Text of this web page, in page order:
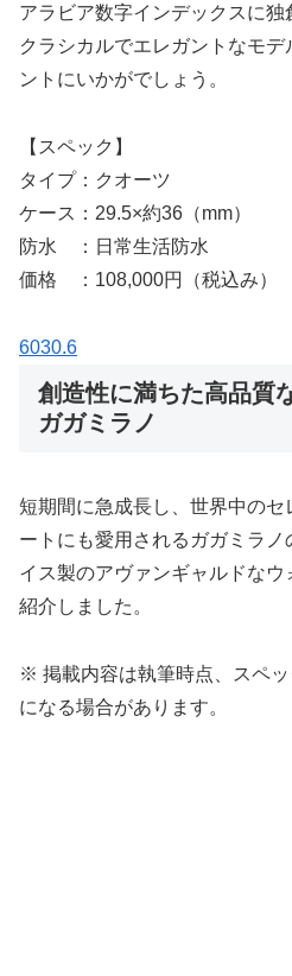
アラビア数字インデックスに独
クラシカルでエレガントなモ
ントにいかがでしょう。
【スペック】
タイプ：クオーツ
ケース：29.5×約36（mm）
防水 ：日常生活防水
価格 ：108,000円（税込み）
6030.6
創造性に満ちた高品質
ガガミラノ
短期間に急成長し、世界中のセ
ートにも愛用されるガガミラ
イス製のアヴァンギャルドな
紹介しました。
※ 掲載内容は執筆時点、スペ
になる場合があります。